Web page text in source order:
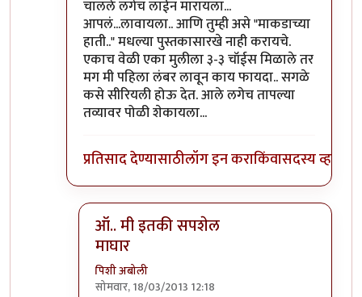
चालले लगेच लाईन मारायला...
आपलं...लावायला.. आणि तुम्ही असे "माकडाच्या
हाती.." मधल्या पुस्तकासारखे नाही करायचे.
एकाच वेळी एका मुलीला ३-३ चॉईस मिळाले तर
मग मी पहिला लंबर लावून काय फायदा.. सगळे
कसे सीरियली होऊ देत. आले लगेच तापल्या
तव्यावर पोळी शेकायला...
प्रतिसाद देण्यासाठीलॉग इन कराकिंवासदस्य व्हा
ऑ.. मी इतकी सपशेल
माघार
पिशी अबोली
सोमवार, 18/03/2013 12:18